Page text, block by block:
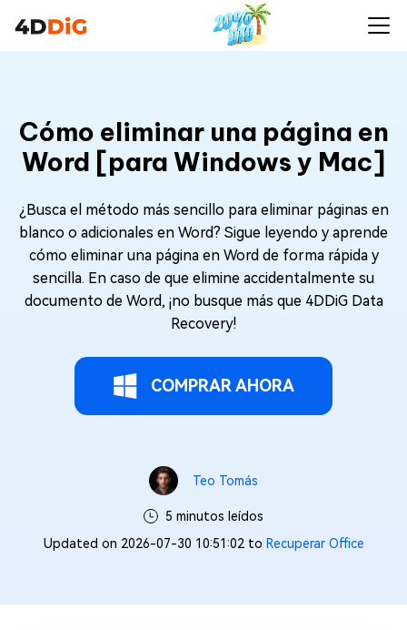
Cómo eliminar una página en
Word [para Windows y Mac]
¿Busca el método más sencillo para eliminar páginas en
blanco o adicionales en Word? Sigue leyendo y aprende
cómo eliminar una página en Word de forma rápida y
sencilla. En caso de que elimine accidentalmente su
documento de Word, ¡no busque más que 4DDiG Data
Recovery!
COMPRAR AHORA
Teo Tomás
5 minutos leídos
Updated on 2026-07-30 10:51:02 to Recuperar Office